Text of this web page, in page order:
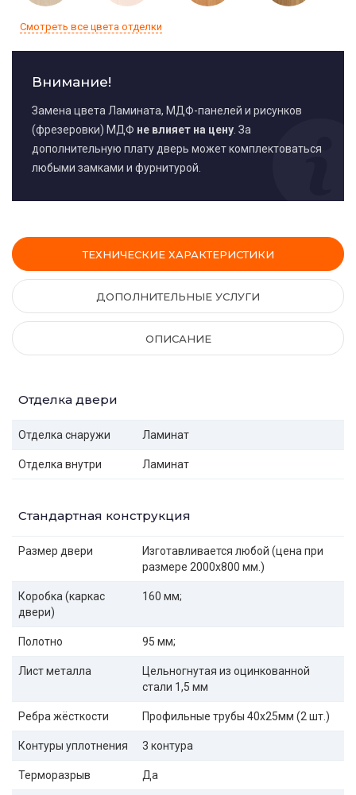
Смотреть все цвета отделки
Внимание!
Замена цвета Ламината, МДФ-панелей и рисунков
(фрезеровки) МДФ не влияет на цену . За
дополнительную плату дверь может комплектоваться
любыми замками и фурнитурой.
ТЕХНИЧЕСКИЕ ХАРАКТЕРИСТИКИ
ДОПОЛНИТЕЛЬНЫЕ УСЛУГИ
ОПИСАНИЕ
Отделка двери
Отделка снаружи Ламинат
Отделка внутри Ламинат
Стандартная конструкция
Размер двери
Изготавливается любой (цена при
размере 2000x800 мм.)
Коробка (каркас
двери)
160 мм;
Полотно 95 мм;
Лист металла
Цельногнутая из оцинкованной
стали 1,5 мм
Ребра жёсткости Профильные трубы 40х25мм (2 шт.)
Контуры уплотнения 3 контура
Терморазрыв Да